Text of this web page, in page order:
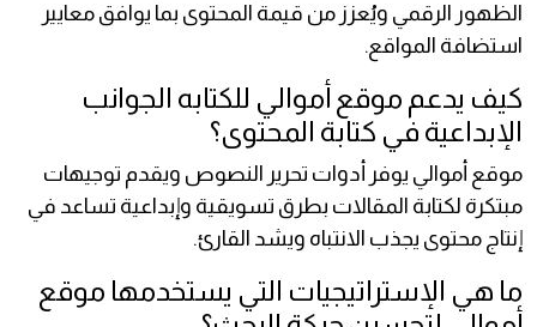
الظهور الرقمي ويُعزز من قيمة المحتوى بما يوافق معايير
استضافة المواقع.
كيف يدعم موقع أموالي للكتابه الجوانب
الإبداعية في كتابة المحتوى؟
موقع أموالي يوفر أدوات تحرير النصوص ويقدم توجيهات
مبتكرة لكتابة المقالات بطرق تسويقية وإبداعية تساعد في
إنتاج محتوى يجذب الانتباه ويشد القارئ.
ما هي الإستراتيجيات التي يستخدمها موقع